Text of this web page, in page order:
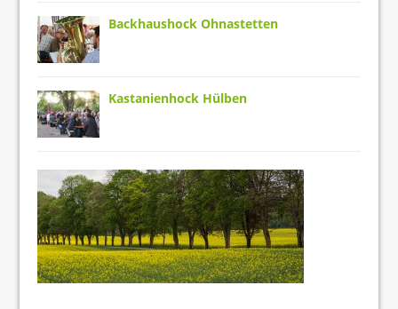
Backhaushock Ohnastetten
Kastanienhock Hülben